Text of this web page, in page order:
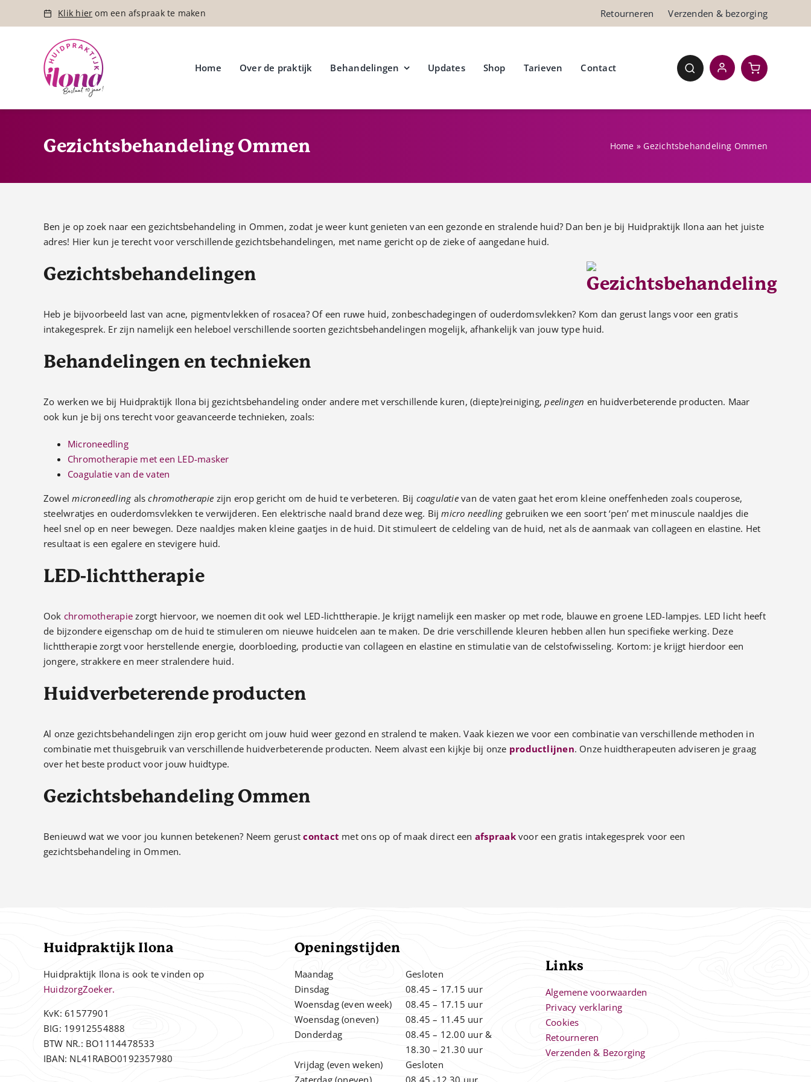
Klik hier om een afspraak te maken Retourneren Verzenden & bezorging
Home Over de praktijk Behandelingen Updates Shop Tarieven Contact
Gezichtsbehandeling Ommen Home » Gezichtsbehandeling Ommen
Ben je op zoek naar een gezichtsbehandeling in Ommen, zodat je weer kunt genieten van een gezonde en stralende huid? Dan ben je bij Huidpraktijk Ilona aan het juiste
adres! Hier kun je terecht voor verschillende gezichtsbehandelingen, met name gericht op de zieke of aangedane huid.
Gezichtsbehandelingen
Heb je bijvoorbeeld last van acne, pigmentvlekken of rosacea? Of een ruwe huid, zonbeschadegingen of ouderdomsvlekken? Kom dan gerust langs voor een gratis
intakegesprek. Er zijn namelijk een heleboel verschillende soorten gezichtsbehandelingen mogelijk, afhankelijk van jouw type huid.
Behandelingen en technieken
Zo werken we bij Huidpraktijk Ilona bij gezichtsbehandeling onder andere met verschillende kuren, (diepte)reiniging,peelingen en huidverbeterende producten. Maar
ook kun je bij ons terecht voor geavanceerde technieken, zoals:
Microneedling
Chromotherapie met een LED-masker
Coagulatie van de vaten
Zowelmicroneedlingalschromotherapie zijn erop gericht om de huid te verbeteren. Bij coagulatievan de vaten gaat het erom kleine oneffenheden zoals couperose,
steelwratjes en ouderdomsvlekken te verwijderen. Een elektrische naald brand deze weg. Bijmicro needlinggebruiken we een soort ‘pen’ met minuscule naaldjes die
heel snel op en neer bewegen. Deze naaldjes maken kleine gaatjes in de huid. Dit stimuleert de celdeling van de huid, net als de aanmaak van collageen en elastine. Het
resultaat is een egalere en stevigere huid.
LED-lichttherapie
Ook chromotherapie zorgt hiervoor, we noemen dit ook wel LED-lichttherapie. Je krijgt namelijk een masker op met rode, blauwe en groene LED-lampjes. LED licht heeft
de bijzondere eigenschap om de huid te stimuleren om nieuwe huidcelen aan te maken. De drie verschillende kleuren hebben allen hun specifieke werking. Deze
lichttherapie zorgt voor herstellende energie, doorbloeding, productie van collageen en elastine en stimulatie van de celstofwisseling. Kortom: je krijgt hierdoor een
jongere, strakkere en meer stralendere huid.
Huidverbeterende producten
Al onze gezichtsbehandelingen zijn erop gericht om jouw huid weer gezond en stralend te maken. Vaak kiezen we voor een combinatie van verschillende methoden in
combinatie met thuisgebruik van verschillende huidverbeterende producten. Neem alvast een kijkje bij onze productlijnen. Onze huidtherapeuten adviseren je graag
over het beste product voor jouw huidtype.
Gezichtsbehandeling Ommen
Benieuwd wat we voor jou kunnen betekenen? Neem gerustcontact met ons op of maak direct een afspraakvoor een gratis intakegesprek voor een
gezichtsbehandeling in Ommen.
Huidpraktijk Ilona
Huidpraktijk Ilona is ook te vinden op
HuidzorgZoeker.
KvK: 61577901
BIG: 19912554888
BTW NR.: BO1114478533
IBAN: NL41RABO0192357980
Openingstijden
Maandag
Dinsdag
Woensdag (even week)
Woensdag (oneven)
Donderdag
Vrijdag (even weken)
Zaterdag (oneven)
Gesloten
08.45 – 17.15 uur
08.45 – 17.15 uur
08.45 – 11.45 uur
08.45 – 12.00 uur &
18.30 – 21.30 uur
Gesloten
08.45 -12.30 uur
Links
Algemene voorwaarden
Privacy verklaring
Cookies
Retourneren
Verzenden & Bezorging